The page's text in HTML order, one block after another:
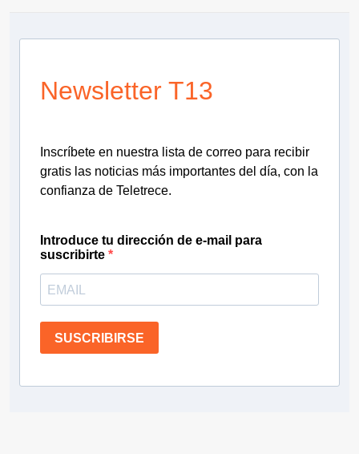
Newsletter T13
Inscríbete en nuestra lista de correo para recibir
gratis las noticias más importantes del día, con la
confianza de Teletrece.
Introduce tu dirección de e-mail para
suscribirte
SUSCRIBIRSE